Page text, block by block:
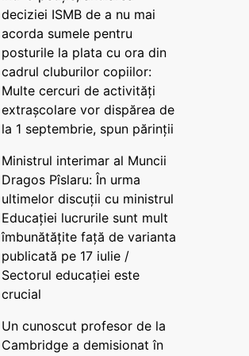
deciziei ISMB de a nu mai
acorda sumele pentru
posturile la plata cu ora din
cadrul cluburilor copiilor:
Multe cercuri de activități
extrașcolare vor dispărea de
la 1 septembrie, spun părinții
Ministrul interimar al Muncii
Dragos Pîslaru: În urma
ultimelor discuții cu ministrul
Educației lucrurile sunt mult
îmbunătățite față de varianta
publicată pe 17 iulie /
Sectorul educației este
crucial
Un cunoscut profesor de la
Cambridge a demisionat în